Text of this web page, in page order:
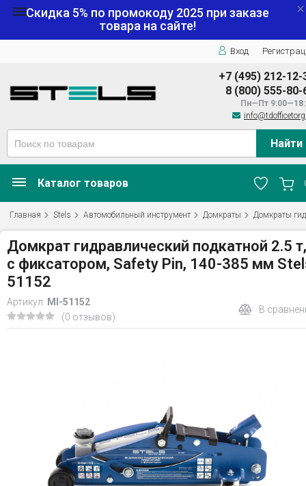
Скидка 5% по промокоду 2025 при заказе
товара на сайте!
Вход
+7 (495) 212-12-
8 (800) 555-80-
Пн—Пт
Найти
Каталог товаров
Главная Stels Автомобильный инструмент Домкраты Домкраты
Домкрат гидравлический подкатной 2.5 т,
с фиксатором, Safety Pin, 140-385 мм
51152
Артикул: MI-51152
(0 отзывов)
В